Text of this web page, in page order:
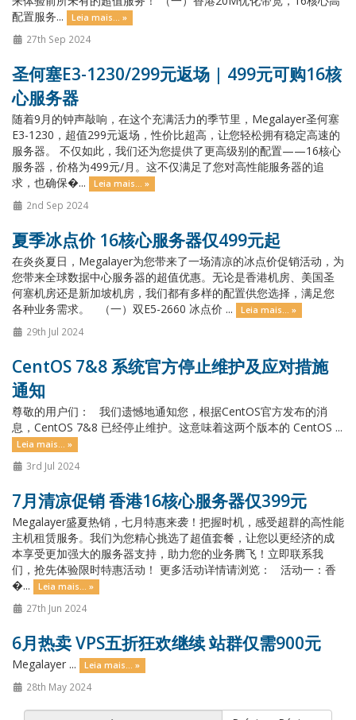
配置服务...
Leia mais... »
27th Sep 2024
圣何塞E3-1230/299元返场 | 499元可购16核
心服务器
随着9月的钟声敲响，在这个充满活力的季节里，Megalayer圣何塞
E3-1230，超值299元返场，性价比超高，让您轻松拥有稳定高速的
服务器。 不仅如此，我们还为您提供了更高级别的配置——16核心
服务器，价格为499元/月。这不仅满足了您对高性能服务器的追
求，也确保�...
Leia mais... »
2nd Sep 2024
夏季冰点价 16核心服务器仅499元起
在炎炎夏日，Megalayer为您带来了一场清凉的冰点价促销活动，为
您带来全球数据中心服务器的超值优惠。无论是香港机房、美国圣
何塞机房还是新加坡机房，我们都有多样的配置供您选择，满足您
各种业务需求。 （一）双E5-2660 冰点价 ...
Leia mais... »
29th Jul 2024
CentOS 7&8 系统官方停止维护及应对措施
通知
尊敬的用户们： 我们遗憾地通知您，根据CentOS官方发布的消
息，CentOS 7&8 已经停止维护。这意味着这两个版本的 CentOS ...
Leia mais... »
3rd Jul 2024
7月清凉促销 香港16核心服务器仅399元
Megalayer盛夏热销，七月特惠来袭！把握时机，感受超群的高性能
主机租赁服务。我们为您精心挑选了超值套餐，让您以更经济的成
本享受更加强大的服务器支持，助力您的业务腾飞！立即联系我
们，抢先体验限时特惠活动！ 更多活动详情请浏览： 活动一：香
�...
Leia mais... »
27th Jun 2024
6月热卖 VPS五折狂欢继续 站群仅需900元
Megalayer ... Leia mais... »
28th May 2024